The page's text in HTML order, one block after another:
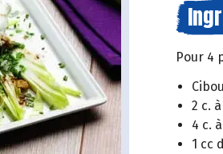
Pour 4
2 c.
4 c.
1 cc